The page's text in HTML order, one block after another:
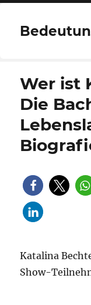
Wer ist
Die
Katalina
Show-